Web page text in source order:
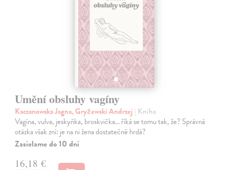
Umění obsluhy vagíny
Kaczanowska Jagna, Gryżewski Andrzej | Kniha
Vagína, vulva, jeskyňka, broskvička... říká se tomu tak, že? Správná
otázka však zní: je na ni žena dostatečně hrdá?
Zasielame do 10 dní
16,18 €